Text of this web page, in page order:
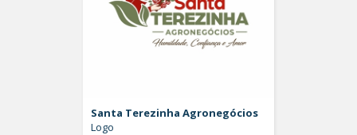
Santa Terezinha Agronegócios
Logo